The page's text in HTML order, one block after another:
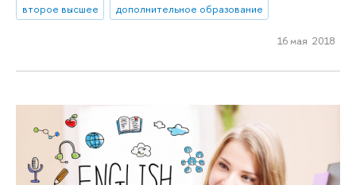
второе высшее
дополнительное образование
16 мая 2018